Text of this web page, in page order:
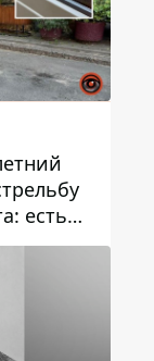
есть